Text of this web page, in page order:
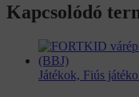
Kapcsolódó
Játékok, Fiús